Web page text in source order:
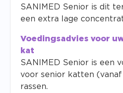
SANIMED Senior is dit
een extra lage
Voedingsadvies voor
kat
SANIMED Senior is een
voor senior katten
rassen.